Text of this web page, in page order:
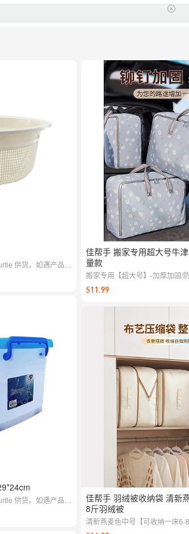
供货。如遇产品质
与供应商沟通处理。
供货。如遇产品质
与供应商沟通处理。
佳帮手 搬家专用超大号牛
量款
搬家专用【超大号】-加厚加固/
$11.99
佳帮手 羽绒被收纳袋 清新
8斤羽绒被
清新燕麦色中号【可收纳一床6-
绒服左右】